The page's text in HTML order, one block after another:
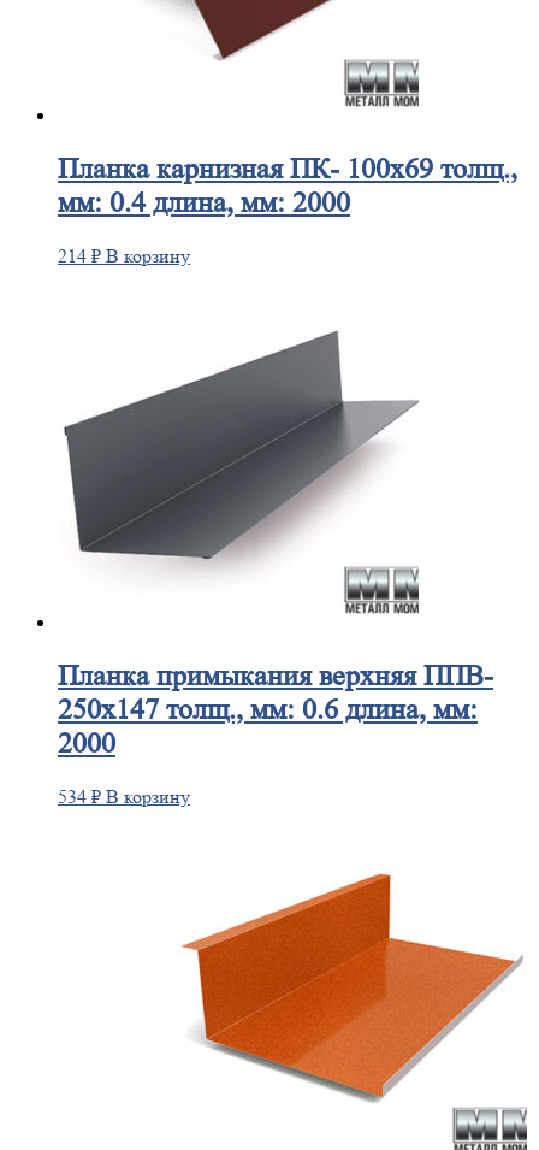
Планкакарнизная ПК- 100х69 толщ.,
мм: 0.4 длина, мм: 2000
214 ₽ В корзину
Планкапримыкания верхняя ППВ-
250х147 толщ., мм: 0.6 длина, мм:
2000
534 ₽ В корзину